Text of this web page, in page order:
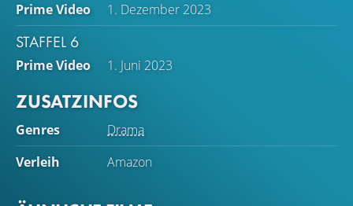
Prime Video 1. Dezember 2023
STAFFEL 6
Prime Video 1. Juni 2023
ZUSATZINFOS
Genres
Drama
Verleih
Amazon